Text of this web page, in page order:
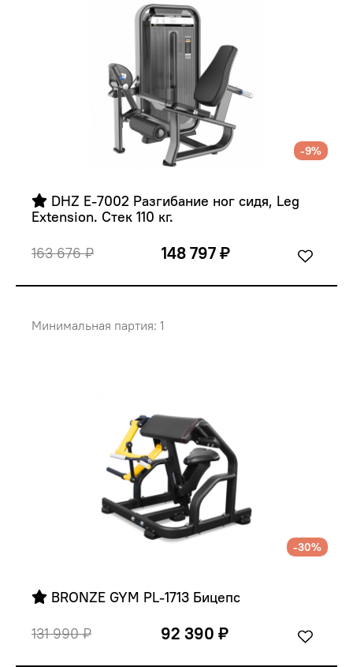
-9%
DHZ E-7002 Разгибание ног сидя, Leg
Extension. Стек 110 кг.
163 676 ₽
148 797 ₽
Минимальная партия: 1
-30%
BRONZE GYM PL-1713 Бицепс
131 990 ₽
92 390 ₽